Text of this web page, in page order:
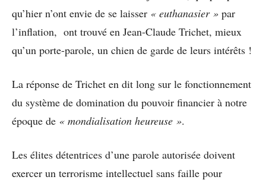
qu’hier n’ont envie de se laisser « euthanasier » par
l’inflation, ont trouvé en Jean-Claude Trichet, mieux
qu’un porte-parole, un chien de garde de leurs intérêts !
La réponse de Trichet en dit long sur le fonctionnement
du système de domination du pouvoir financier à notre
époque de « mondialisation heureuse ».
Les élites détentrices d’une parole autorisée doivent
exercer un terrorisme intellectuel sans faille pour